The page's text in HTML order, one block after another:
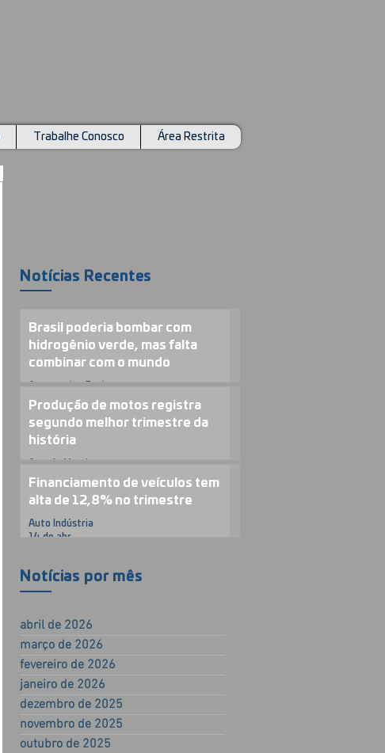
Trabalhe Conosco Área Restrita
Notícias Recentes
Brasil poderia bombar com
hidrogênio verde, mas falta
combinar com o mundo
23 de abr.
Produção de motos registra
segundo melhor trimestre da
história
15 de abr.
Financiamento de veículos tem
alta de 12,8% no trimestre
Auto Indústria
14 de abr.
Notícias por mês
abril de 2026
março de 2026
fevereiro de 2026
janeiro de 2026
dezembro de 2025
novembro de 2025
outubro de 2025